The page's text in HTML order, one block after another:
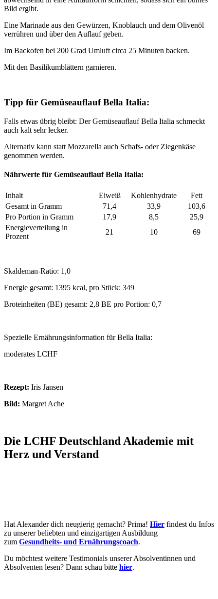
Bild ergibt.
Eine Marinade aus den Gewürzen, Knoblauch und dem Olivenöl
verrühren und über den Auflauf geben.
Im Backofen bei 200 Grad Umluft circa 25 Minuten backen.
Mit den Basilikumblättern garnieren.
Tipp für Gemüseauflauf Bella Italia:
Falls etwas übrig bleibt: Der Gemüseauflauf Bella Italia schmeckt
auch kalt sehr lecker.
Alternativ kann statt Mozzarella auch Schafs- oder Ziegenkäse
genommen werden.
Nährwerte für Gemüseauflauf Bella Italia:
Inhalt Eiweiß Kohlenhydrate
Fett
Gesamt in Gramm
71,4 33,9
103,6
Pro Portion in Gramm
17,9 8,5
25,9
Energieverteilung in
Prozent
21 10 69
Skaldeman-Ratio: 1,0
Energie gesamt: 1395 kcal, pro Stück: 349
Broteinheiten (BE) gesamt: 2,8 BE pro Portion: 0,7
Spezielle Ernährungsinformation für Bella Italia:
moderates LCHF
Rezept: Iris Jansen
Bild: Margret Ache
Die LCHF Deutschland Akademie mit
Herz und Verstand
Hat Alexander dich neugierig gemacht? Prima! Hier findest du Infos
zu unserer beliebten und einzigartigen Ausbildung
zum Gesundheits- und Ernährungscoach.
Du möchtest weitere Testimonials unserer Absolventinnen und
Absolventen lesen? Dann schau bitte hier.